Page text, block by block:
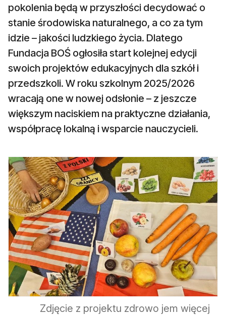
pokolenia będą w przyszłości decydować o
stanie środowiska naturalnego, a co za tym
idzie – jakości ludzkiego życia. Dlatego
Fundacja BOŚ ogłosiła start kolejnej edycji
swoich projektów edukacyjnych dla szkół i
przedszkoli. W roku szkolnym 2025/2026
wracają one w nowej odsłonie – z jeszcze
większym naciskiem na praktyczne działania,
współpracę lokalną i wsparcie nauczycieli.
Zdjęcie z projektu zdrowo jem więcej